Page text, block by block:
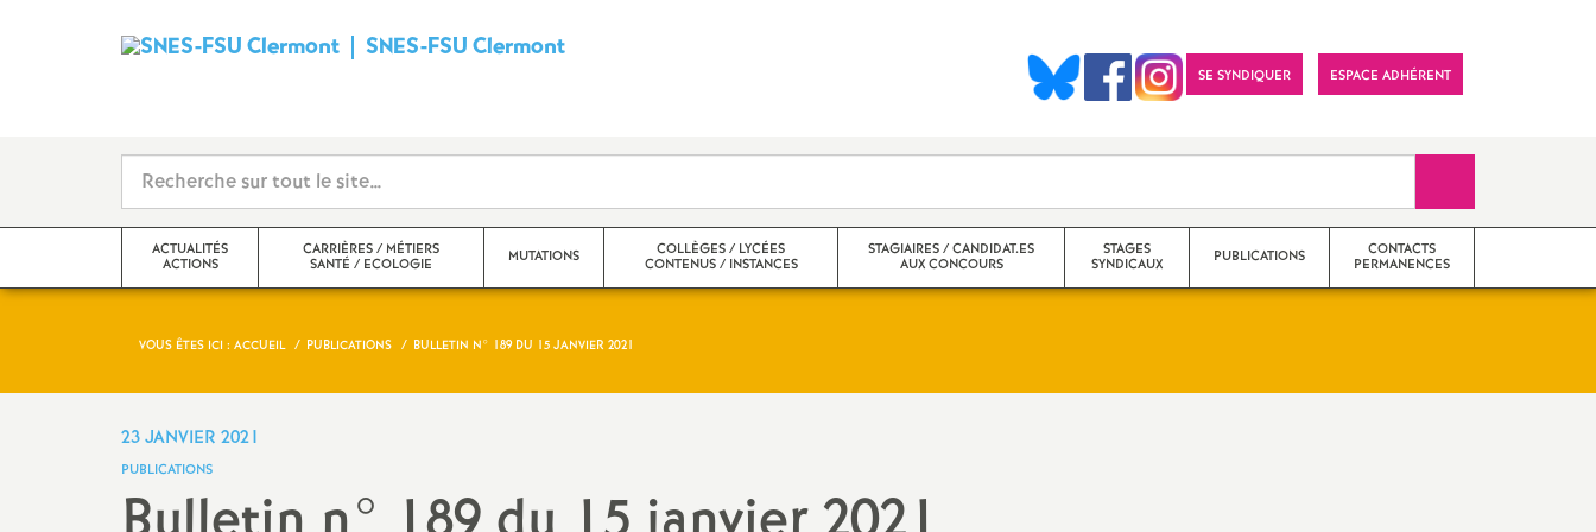
SNES-FSU ClermontS
d
i
c
SE SYNDIQUER ESPACE ADHÉRENT
ACTUALITÉS
ACTIONS
Actions
Echos des établissements
CARRIÈRES / MÉTIERS
SANTÉ / ECOLOGIE
Santé, mutuelle, action
sociale, écologie
MUTATIONS
COLLÈGES / LYCÉES
CONTENUS / INSTANCES
EREA, UPE2A
STAGIAIRES / CANDIDAT.ES
AUX CONCOURS
STAGES
SYNDICAUX
PUBLICATIONS
CONTACTS
PERMANENCES
VOUS ÊTES ICI : ACCUEIL PUBLICATIONS BULLETIN N° 189 DU 15 JANVIER 2021
23 JANVIER 2021
PUBLICATIONS